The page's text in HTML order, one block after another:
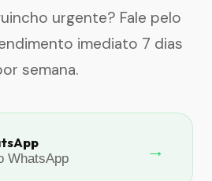
urgente? Fale pelo
imediato 7 dias
semana.
WhatsApp
→